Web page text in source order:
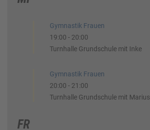
Gymnastik Frauen
19:00 - 20:00
Turnhalle Grundschule mit Inke
Gymnastik Frauen
20:00 - 21:00
Turnhalle Grundschule mit Marius
FR